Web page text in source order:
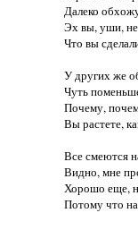
Далеко
Эх вы, уши,
Что вы
У других же
Чуть
Почему,
Вы растете,
Все смеются
Видно, мне
Хорошо еще,
Потому что